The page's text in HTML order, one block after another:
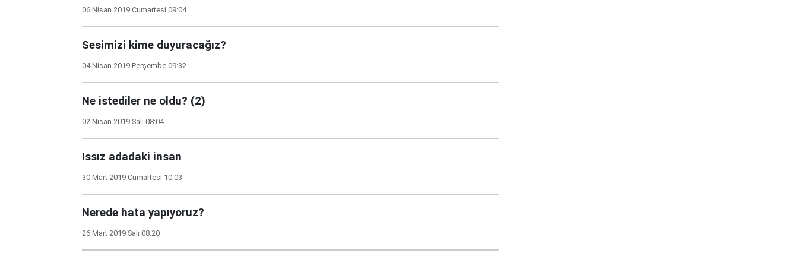
06 Nisan 2019 Cumartesi 09:04
Sesimizi kime duyuracağız?
04 Nisan 2019 Perşembe 09:32
Ne istediler ne oldu? (2)
02 Nisan 2019 Salı 08:04
Issız adadaki insan
30 Mart 2019 Cumartesi 10:03
Nerede hata yapıyoruz?
26 Mart 2019 Salı 08:20